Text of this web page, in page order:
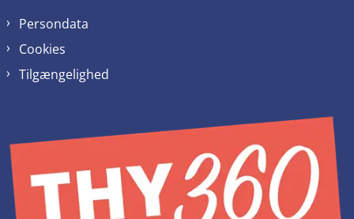
Persondata
Cookies
Tilgængelighed